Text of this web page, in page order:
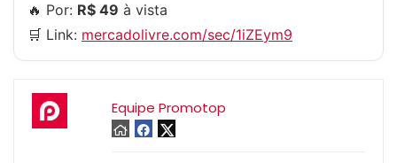
🔥 Por: R$ 49 à vista
🛒 Link: mercadolivre.com/sec/1iZEym9
Equipe Promotop